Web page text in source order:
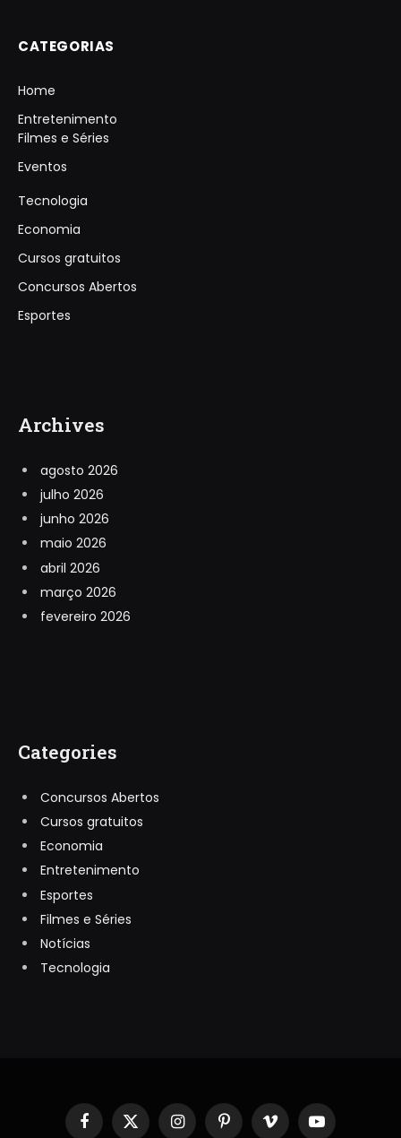
CATEGORIAS
Home
Entretenimento
Filmes e Séries
Eventos
Tecnologia
Economia
Cursos gratuitos
Concursos Abertos
Esportes
Archives
agosto 2026
julho 2026
junho 2026
maio 2026
abril 2026
março 2026
fevereiro 2026
Categories
Concursos Abertos
Cursos gratuitos
Economia
Entretenimento
Esportes
Filmes e Séries
Notícias
Tecnologia
Facebook
X
InstagramPinterestVimeo YouTube